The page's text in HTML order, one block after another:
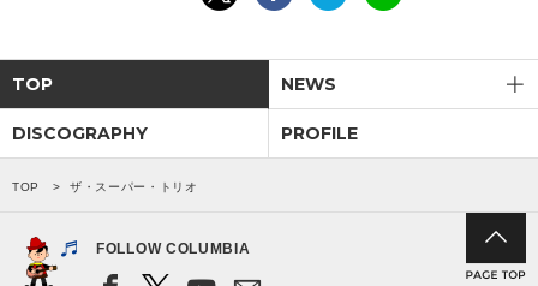
閉じる
TOP NEWS
DISCOGRAPHY PROFILE
TOP ザ・スーパー・トリオ
FOLLOW COLUMBIA